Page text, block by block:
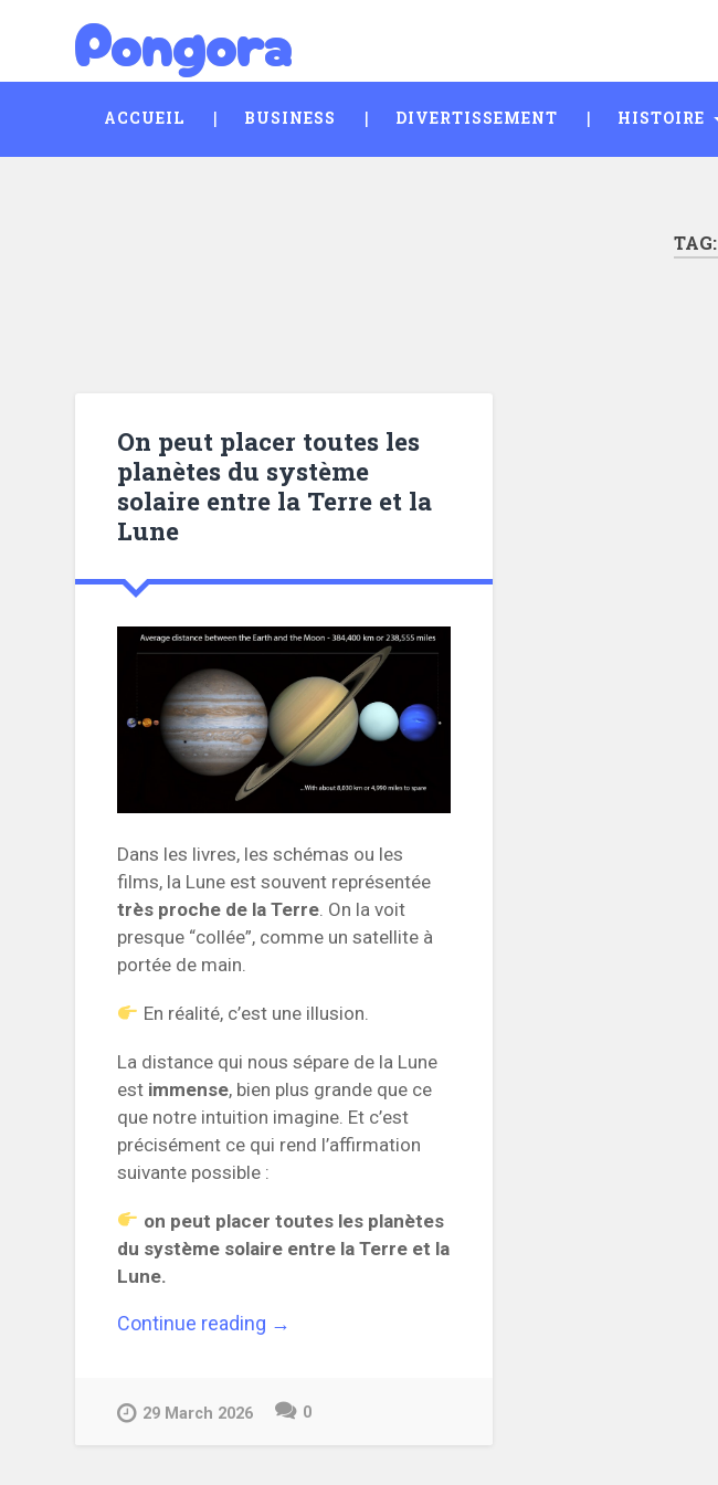
Pongora
ACCUEIL BUSINESS DIVERTISSEMENT HISTOIRE
TAG:
On peut placer toutes les
planètes du système
solaire entre la Terre et la
Lune
Dans les livres, les schémas ou les
films, la Lune est souvent représentée
très proche de la Terre. On la voit
presque “collée”, comme un satellite à
portée de main.
En réalité, c’est une illusion.
La distance qui nous sépare de la Lune
est immense, bien plus grande que ce
que notre intuition imagine. Et c’est
précisément ce qui rend l’affirmation
suivante possible :
on peut placer toutes les planètes
du système solaire entre la Terre et la
Lune.
Continue reading “On
les
→
29 March 2026 0